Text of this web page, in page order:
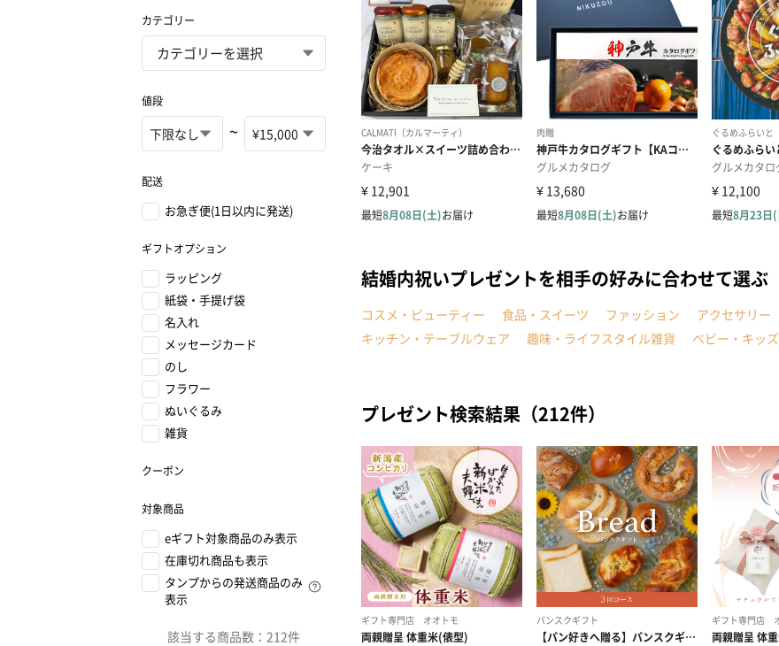
カテゴリー
値段
~
配送
お急ぎ便(1日以内に発送)
ギフトオプション
ラッピング
紙袋・手提げ袋
名入れ
メッセージカード
のし
フラワー
ぬいぐるみ
雑貨
クーポン
対象商品
eギフト対象商品のみ表示
在庫切れ商品も表示
タンプからの発送商品のみ
表示
該当する商品数： 212件
結婚内祝いプレゼントを相手の好みに合わせて選ぶ
コスメ・ビューティー 食品・スイーツ ファッション アクセサリー
キッチン・テーブルウェア
趣味・ライフスタイル雑貨 ベビー・キッズ
プレゼント検索結果（212件）